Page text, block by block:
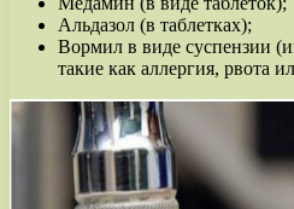
Альдазол (в таблетках);
Вормил в виде суспензии
такие как аллергия, рвота